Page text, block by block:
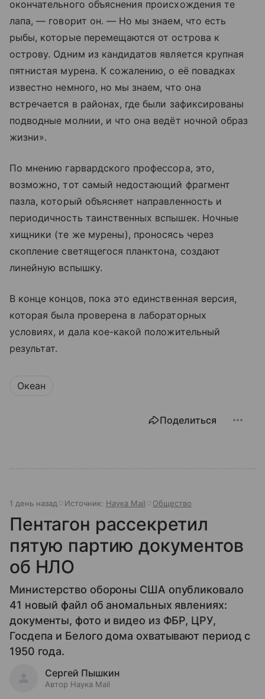
окончательного объяснения происхождения те
лапа, — говорит он. — Но мы знаем, что есть
рыбы, которые перемещаются от острова к
острову. Одним из кандидатов является крупная
пятнистая мурена. К сожалению, о её повадках
известно немного, но мы знаем, что она
встречается в районах, где были зафиксированы
подводные молнии, и что она ведёт ночной образ
жизни».
По мнению гарвардского профессора, это,
возможно, тот самый недостающий фрагмент
пазла, который объясняет направленность и
периодичность таинственных вспышек. Ночные
хищники (те же мурены), проносясь через
скопление светящегося планктона, создают
линейную вспышку.
В конце концов, пока это единственная версия,
которая была проверена в лабораторных
условиях, и дала кое-какой положительный
результат.
Океан
Поделиться
1 день назад Источник: Наука Mail Общество
Пентагон рассекретил
пятую партию документов
об НЛО
Министерство обороны США опубликовало
41 новый файл об аномальных явлениях:
документы, фото и видео из ФБР, ЦРУ,
Госдепа и Белого дома охватывают период с
1950 года.
Сергей Пышкин
Автор Наука Mail